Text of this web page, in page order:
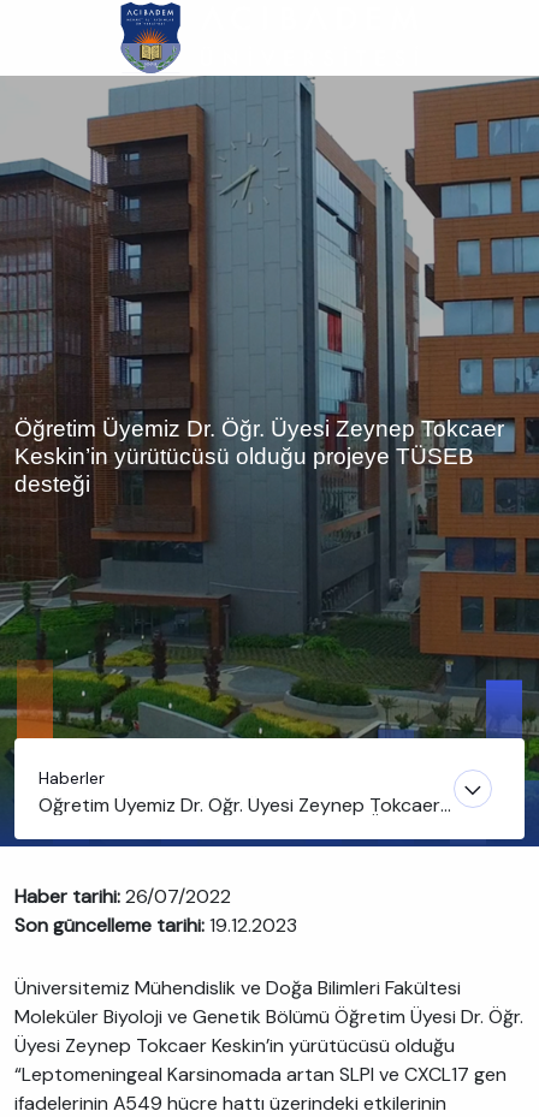
atla
Öğretim Üyemiz Dr. Öğr. Üyesi Zeynep Tokcaer
Keskin’in yürütücüsü olduğu projeye TÜSEB
desteği
Haberler
Öğretim Üyemiz Dr. Öğr. Üyesi Zeynep Tokcaer
desteği
Haber tarihi:26/07/2022
Son güncelleme tarihi:19.12.2023
Üniversitemiz Mühendislik ve Doğa Bilimleri Fakültesi
Moleküler Biyoloji ve Genetik Bölümü Öğretim Üyesi Dr. Öğr.
Üyesi Zeynep Tokcaer Keskin’in yürütücüsü olduğu
“Leptomeningeal Karsinomada artan SLPI ve CXCL17 gen
ifadelerinin A549 hücre hattı üzerindeki etkilerinin